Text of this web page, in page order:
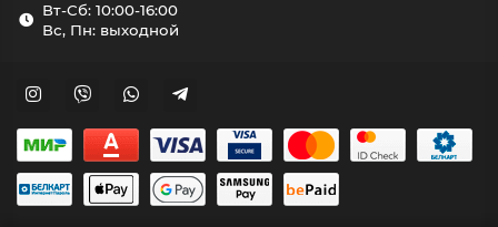
Вт-Сб: 10:00-16:00
Вс, Пн: выходной